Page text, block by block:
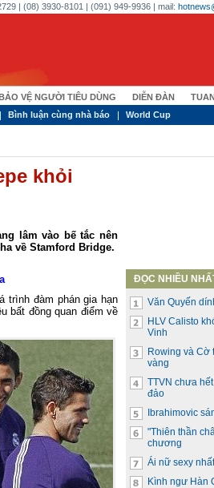
| (08) 3930-8101 | (091) 949-9936 | mail:
VỆ NGƯỜI TIÊU DÙNG DIỄN ĐÀN
Bình luận cùng nhà báo World Cup
khỏi
lâm vào bế tắc nên
về Stamford Bridge.
trình đàm phán gia hạn
bất đồng quan điểm về
ĐỌC NHIỀU
Văn Quyến
HLV Calisto
Vinh
Rowing và Cờ
vàng
TTVN chưa
đảo
Ibrahimovic
"Thiên thần
chương
Ái nữ sexy
Kình ngư Hàn